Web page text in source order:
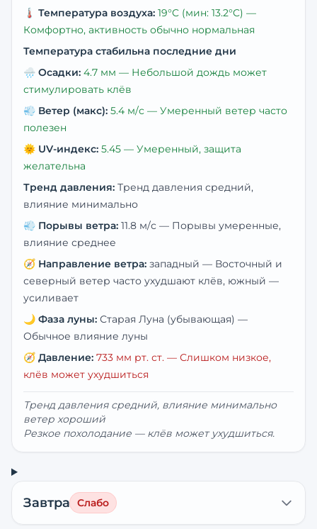
🌡️ Температура воздуха: 19°C (мин: 13.2°C) —
Комфортно, активность обычно нормальная
Температура стабильна последние дни
🌧️ Осадки: 4.7 мм — Небольшой дождь может
стимулировать клёв
💨 Ветер (макс): 5.4 м/с — Умеренный ветер часто
полезен
🌞 UV-индекс: 5.45 — Умеренный, защита
желательна
Тренд давления: Тренд давления средний,
влияние минимально
💨 Порывы ветра: 11.8 м/с — Порывы умеренные,
влияние среднее
🧭 Направление ветра: западный — Восточный и
северный ветер часто ухудшают клёв, южный —
усиливает
🌙 Фаза луны: Старая Луна (убывающая) —
Обычное влияние луны
🧭 Давление: 733 мм рт. ст. — Слишком низкое,
клёв может ухудшиться
Тренд давления средний, влияние минимально
ветер хороший
Резкое похолодание — клёв может ухудшиться.
Завтра Слабо